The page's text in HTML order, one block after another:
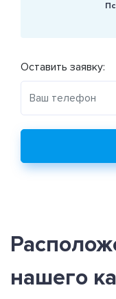
Оставить заявку:
нашего